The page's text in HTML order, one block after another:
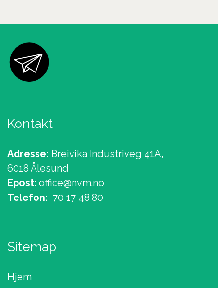
Kontakt
Adresse: Breivika Industriveg 41A,
6018 Ålesund
Epost: office@nvm.no
Telefon: 70 17 48 80
Sitemap
Hjem